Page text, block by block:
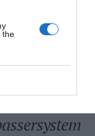
the
-
– allt